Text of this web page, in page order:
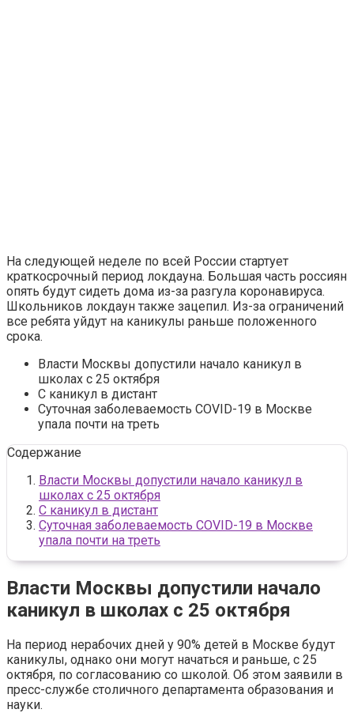
На следующей неделе по всей России стартует
краткосрочный период локдауна. Большая часть россиян
опять будут сидеть дома из-за разгула коронавируса.
Школьников локдаун также зацепил. Из-за ограничений
все ребята уйдут на каникулы раньше положенного
срока.
Власти Москвы допустили начало каникул в
школах с 25 октября
С каникул в дистант
Суточная заболеваемость COVID-19 в Москве
упала почти на треть
Содержание
Власти Москвы допустили начало каникул в
школах с 25 октября
С каникул в дистант
Суточная заболеваемость COVID-19 в Москве
упала почти на треть
Власти Москвы допустили начало
каникул в школах с 25 октября
На период нерабочих дней у 90% детей в Москве будут
каникулы, однако они могут начаться и раньше, с 25
октября, по согласованию со школой. Об этом заявили в
пресс-службе столичного департамента образования и
науки.